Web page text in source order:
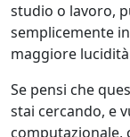
studio o lavoro,
semplicemente
maggiore
Se pensi che
stai cercando, e
computazionale,